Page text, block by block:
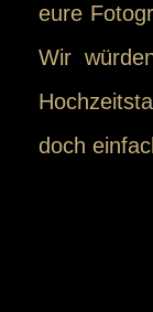
eure
Wir
doch